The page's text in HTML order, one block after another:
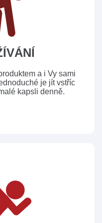
a i Vy sami
je jít vstříc
kapsli denně.